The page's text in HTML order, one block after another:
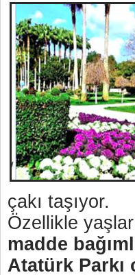
çakı taşıyor.
Özellikle
madde
Atatürk Parkı